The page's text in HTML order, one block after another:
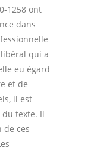
1258 ont
dans
libéral qui a
eu égard
et de
il est
du texte. Il
de ces